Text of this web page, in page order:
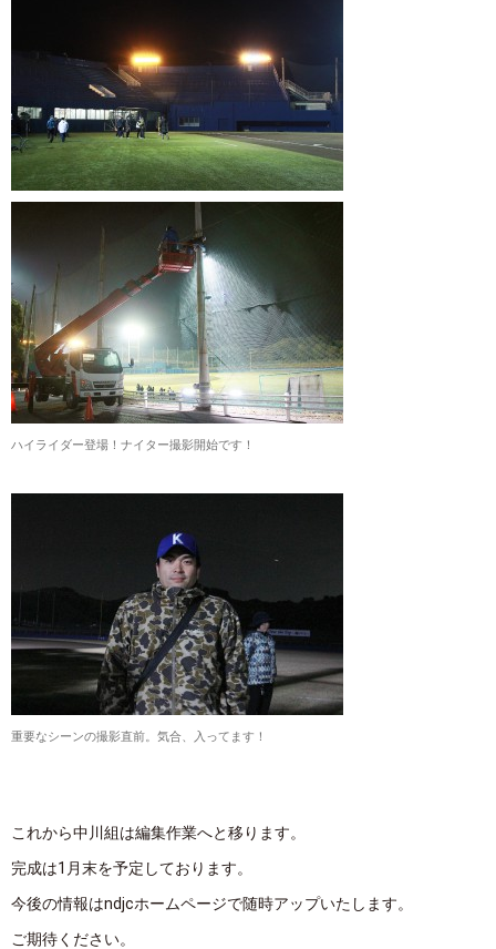
ハイライダー登場！ナイター撮影開始です！
重要なシーンの撮影直前。気合、入ってます！
これから中川組は編集作業へと移ります。
完成は1月末を予定しております。
今後の情報はndjcホームページで随時アップいたします。
ご期待ください。